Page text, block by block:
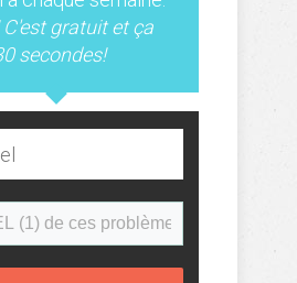
C'est gratuit et ça
secondes!